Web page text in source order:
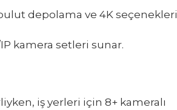
depolama ve 4K seçenekleri
kamera setleri sunar.
iş yerleri için 8+ kameralı